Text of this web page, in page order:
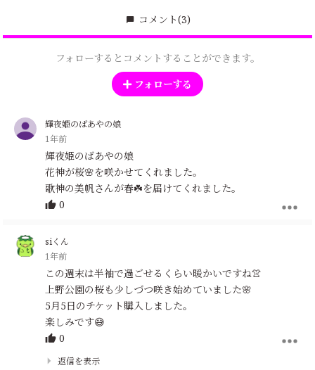
コメント(3)
フォローするとコメントすることができます。
フォローする
輝夜姫のばあやの娘
1年前
輝夜姫のばあやの娘
花神が桜🌸を咲かせてくれました。
歌神の美帆さんが春☘️を届けてくれました。
0
siくん
1年前
この週末は半袖で過ごせるくらい暖かいですね👚
上野公園の桜も少しづつ咲き始めていました🌸
5月5日のチケット購入しました。
楽しみです😅
0
返信を表示